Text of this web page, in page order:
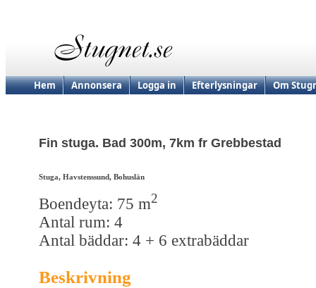
Hem Annonsera Logga in Efterlysningar Om
Fin stuga. Bad 300m, 7km fr Grebbestad
Stuga, Havstenssund, Bohuslän
Boendeyta: 75 m2
Antal rum: 4
Antal bäddar: 4 + 6 extrabäddar
Beskrivning